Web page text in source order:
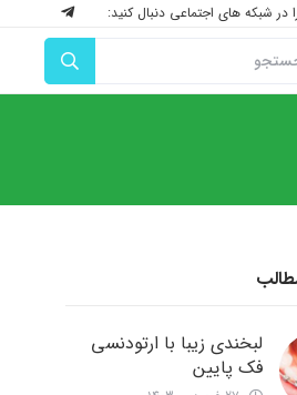
در شبکه های اجتماعی دنبال کنید:
لبخندی زیبا با ارتودنسی
فک پایین